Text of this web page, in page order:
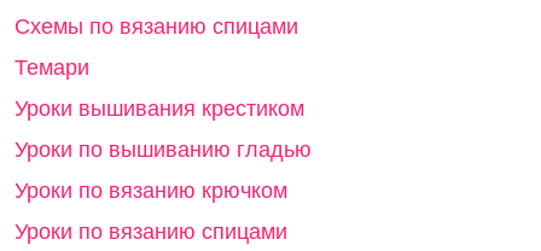
Схемы по вязанию спицами
Темари
Уроки вышивания крестиком
Уроки по вышиванию гладью
Уроки по вязанию крючком
Уроки по вязанию спицами